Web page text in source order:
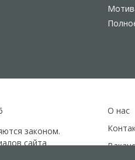
законом.
сайта
О нас